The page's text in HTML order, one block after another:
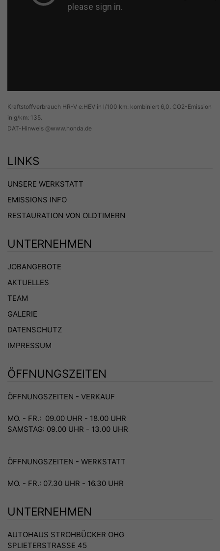
Kraftstoffverbrauch HR-V e:HEV in l/100 km: kombiniert 6,0. CO2-Emission
in g/km: 135.
DAT-Hinweis @www.honda.de
LINKS
UNSERE WERKSTATT
EMISSIONS INFO
RESTAURATION VON OLDTIMERN
UNTERNEHMEN
JOBANGEBOTE
AKTUELLES
TEAM
GALERIE
DATENSCHUTZ
IMPRESSUM
ÖFFNUNGSZEITEN
ÖFFNUNGSZEITEN - VERKAUF
MO. - FR.: 09.00 UHR - 18.00 UHR
SAMSTAG: 09.00 UHR - 13.00 UHR
ÖFFNUNGSZEITEN - WERKSTATT
MO. - FR.: 07.30 UHR - 16.30 UHR
UNTERNEHMEN
AUTOHAUS STROHBÜCKER OHG
SPLIETERSTRASSE 45